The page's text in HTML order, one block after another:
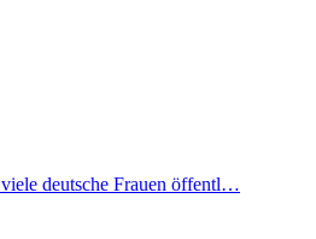
deutsche Frauen öffentl…